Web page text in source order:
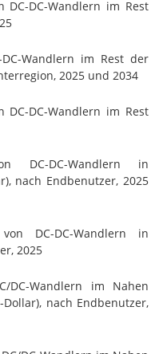
DC-Wandlern im Rest
Wandlern im Rest der
2025 und 2034
DC-Wandlern im Rest
DC-DC-Wandlern in
nach Endbenutzer, 2025
DC-DC-Wandlern in
2025
DC-Wandlern im Nahen
nach Endbenutzer,